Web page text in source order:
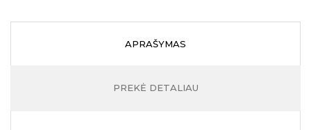
APRAŠYMAS
PREKĖ DETALIAU